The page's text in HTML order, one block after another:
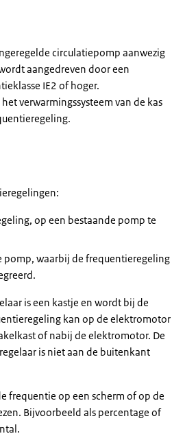
circulatiepomp aanwezig
aangedreven door een
IE2 of hoger.
verwarmingssysteem van de kas
op een bestaande pomp te
pomp, waarbij de frequentieregeling
is een kastje en wordt bij de
kan op de elektromotor
of nabij de elektromotor. De
is niet aan de buitenkant
frequentie op een scherm of op de
Bijvoorbeeld als percentage of